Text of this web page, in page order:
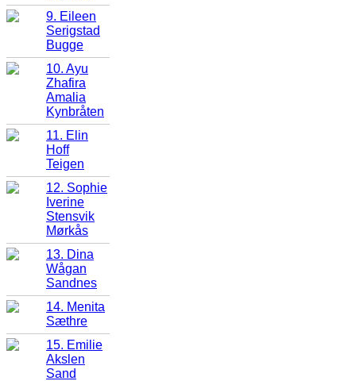
9. Eileen
Serigstad
Bugge
10. Ayu
Zhafira
Amalia
Kynbråten
11. Elin
Hoff
Teigen
12. Sophie
Iverine
Stensvik
Mørkås
13. Dina
Wågan
Sandnes
14. Menita
Sæthre
15. Emilie
Akslen
Sand